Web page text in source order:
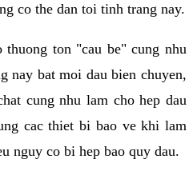
co the dan toi tinh trang nay.
ton "cau be" cung nhu
nay bat moi dau bien chuyen,
cung nhu lam cho hep dau
cac thiet bi bao ve khi lam
nguy co bi hep bao quy dau.